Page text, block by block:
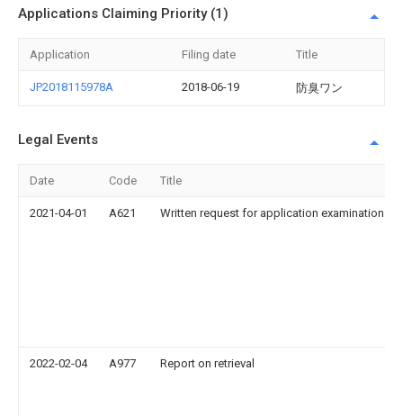
Applications Claiming Priority (1)
Application Filing date Title
JP2018115978A 2018-06-19 防臭ワン
Legal Events
Date Code Title
2021-04-01 A621 Written request for application examination
2022-02-04 A977 Report on retrieval